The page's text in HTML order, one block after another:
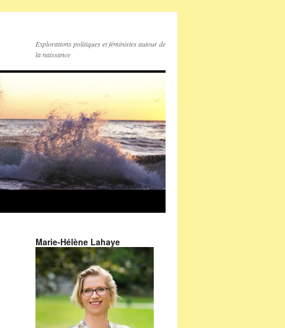
Explorations politiques et féministes autour de
la naissance
Marie-Hélène Lahaye